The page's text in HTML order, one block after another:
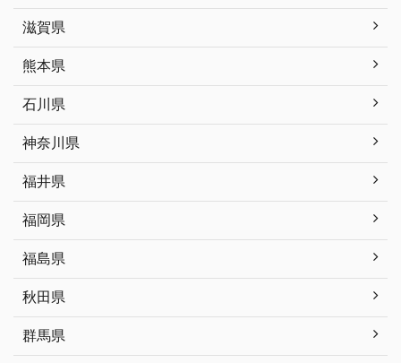
滋賀県
熊本県
石川県
神奈川県
福井県
福岡県
福島県
秋田県
群馬県